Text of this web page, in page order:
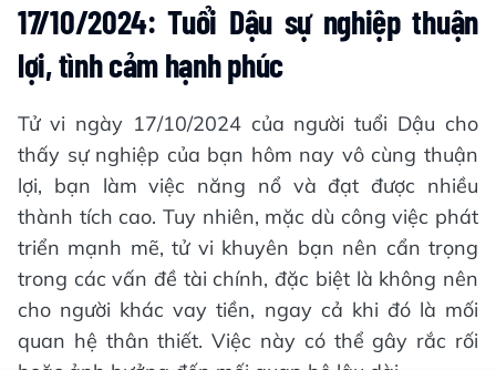
17/10/2024: Tuổi Dậu sự nghiệp thuận
lợi, tình cảm hạnh phúc
Tử vi ngày 17/10/2024 của người tuổi Dậu cho
thấy sự nghiệp của bạn hôm nay vô cùng thuận
lợi, bạn làm việc năng nổ và đạt được nhiều
thành tích cao. Tuy nhiên, mặc dù công việc phát
triển mạnh mẽ, tử vi khuyên bạn nên cẩn trọng
trong các vấn đề tài chính, đặc biệt là không nên
cho người khác vay tiền, ngay cả khi đó là mối
quan hệ thân thiết. Việc này có thể gây rắc rối